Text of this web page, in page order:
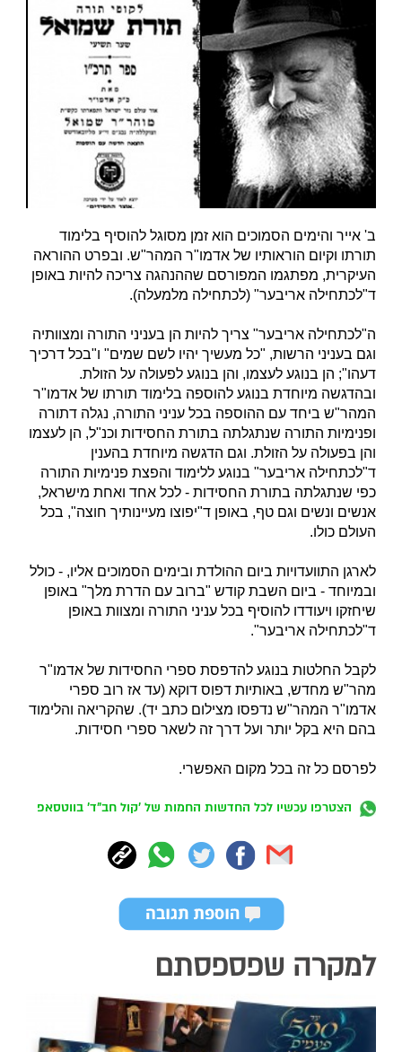
ב' אייר והימים הסמוכים הוא זמן מסוגל להוסיף בלימוד
תורתו וקיום הוראותיו של אדמו"ר המהר"ש. ובפרט ההוראה
העיקרית, מפתגמו המפורסם שההנהגה צריכה להיות באופן
ד"לכתחילה אריבער" (לכתחילה מלמעלה).
ה"לכתחילה אריבער" צריך להיות הן בעניני התורה ומצוותיה
וגם בעניני הרשות, "כל מעשיך יהיו לשם שמים" ו"בכל דרכיך
דעהו"; הן בנוגע לעצמו, והן בנוגע לפעולה על הזולת.
ובהדגשה מיוחדת בנוגע להוספה בלימוד תורתו של אדמו"ר
המהר"ש ביחד עם ההוספה בכל עניני התורה, נגלה דתורה
ופנימיות התורה שנתגלתה בתורת החסידות וכנ"ל, הן לעצמו
והן בפעולה על הזולת. וגם הדגשה מיוחדת בהענין
ד"לכתחילה אריבער" בנוגע ללימוד והפצת פנימיות התורה
כפי שנתגלתה בתורת החסידות - לכל אחד ואחת מישראל,
אנשים ונשים וגם טף, באופן ד"יפוצו מעיינותיך חוצה", בכל
העולם כולו.
לארגן התוועדויות ביום ההולדת ובימים הסמוכים אליו, - כולל
ובמיוחד - ביום השבת קודש "ברוב עם הדרת מלך" באופן
שיחזקו ויעודדו להוסיף בכל עניני התורה ומצוות באופן
ד"לכתחילה אריבער".
לקבל החלטות בנוגע להדפסת ספרי החסידות של אדמו"ר
מהר"ש מחדש, באותיות דפוס דוקא (עד אז רוב ספרי
אדמו"ר המהר"ש נדפסו מצילום כתב יד). שהקריאה והלימוד
בהם היא בקל יותר ועל דרך זה לשאר ספרי חסידות.
לפרסם כל זה בכל מקום האפשרי.
הצטרפו עכשיו לכל החדשות החמות של 'קול חב"ד' בווטסאפ
למקרה שפספסתם